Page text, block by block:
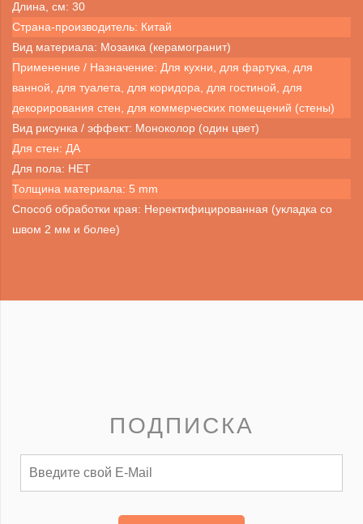
Длина, см: 30
Страна-производитель: Китай
Вид материала: Мозаика (керамогранит)
Применение / Назначение: Для кухни, для фартука, для
ванной, для туалета, для коридора, для гостиной, для
декорирования стен, для коммерческих помещений (стены)
Вид рисунка / эффект: Моноколор (один цвет)
Для стен: ДА
Для пола: НЕТ
Толщина материала: 5 mm
Способ обработки края: Неректифицированная (укладка со
швом 2 мм и более)
ПОДПИСКА